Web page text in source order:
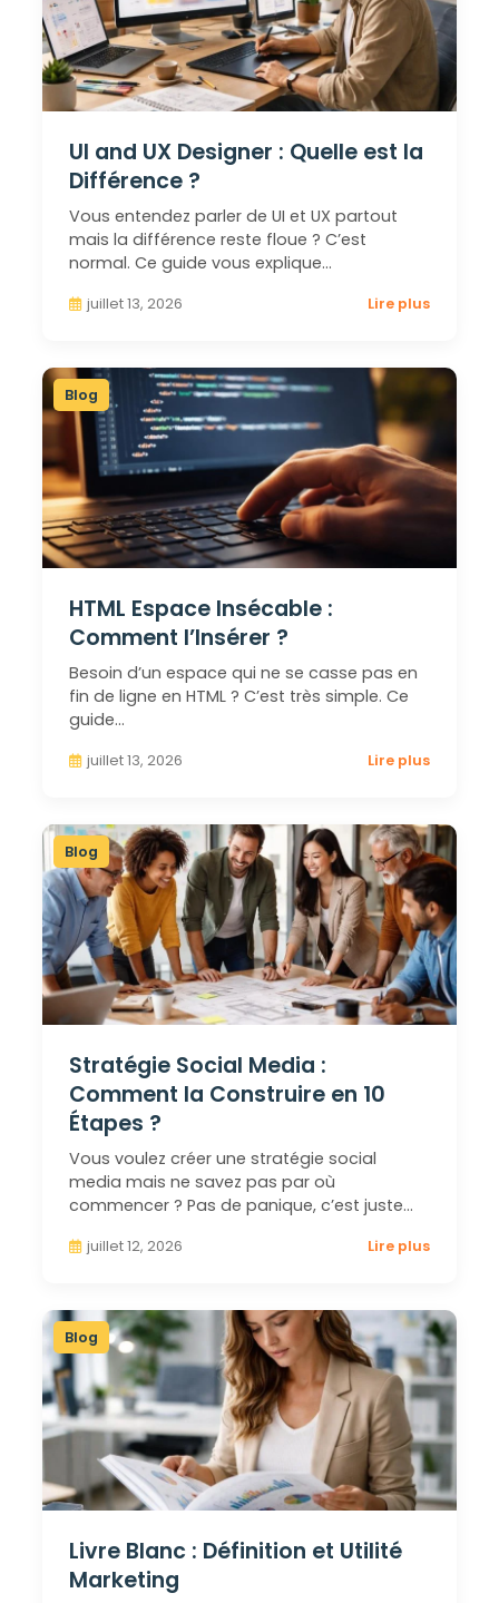
UI and UX Designer : Quelle est la
Différence ?
Vous entendez parler de UI et UX partout
mais la différence reste floue ? C’est
normal. Ce guide vous explique…
juillet 13, 2026 Lire plus
Blog
HTML Espace Insécable :
Comment l’Insérer ?
Besoin d’un espace qui ne se casse pas en
fin de ligne en HTML ? C’est très simple. Ce
guide…
juillet 13, 2026 Lire plus
Blog
Stratégie Social Media :
Comment la Construire en 10
Étapes ?
Vous voulez créer une stratégie social
media mais ne savez pas par où
commencer ? Pas de panique, c’est juste…
juillet 12, 2026 Lire plus
Blog
Livre Blanc : Définition et Utilité
Marketing